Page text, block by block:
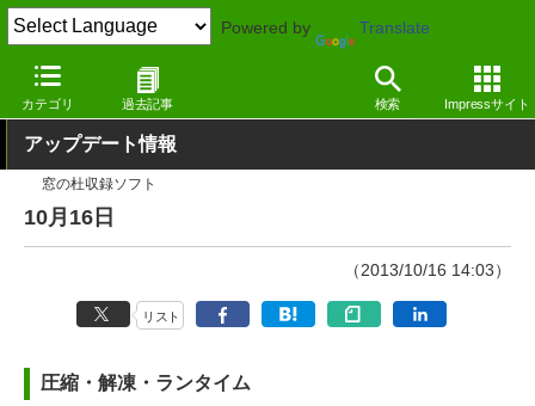
Powered by Translate
カテゴリ 過去記事 検索 Impressサイト
窓の杜 その他の話題 アップデート
アップデート情報
窓の杜収録ソフト
10月16日
（2013/10/16 14:03）
リスト
圧縮・解凍・ランタイム